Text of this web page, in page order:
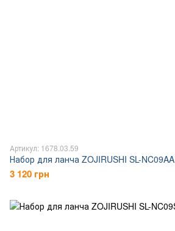
Артикул: 1678.03.59
Набор для ланча ZOJIRUSHI SL-NC09AA
3 120 грн